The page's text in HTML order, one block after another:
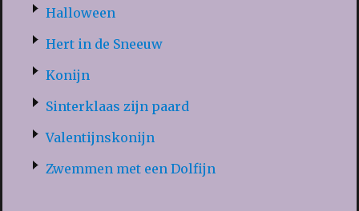
Halloween
Hert in de Sneeuw
Konijn
Sinterklaas zijn paard
Valentijnskonijn
Zwemmen met een Dolfijn